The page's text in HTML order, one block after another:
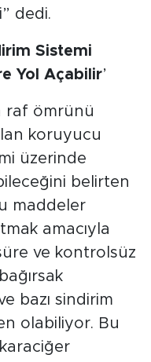
dedi.
Sistemi
Yol Açabilir’
raf ömrünü
koruyucu
üzerinde
belirten
maddeler
amacıyla
ve kontrolsüz
bazı sindirim
olabiliyor. Bu